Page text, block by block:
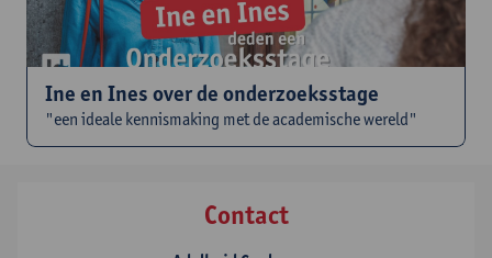
Ine en Ines over de onderzoeksstage
"een ideale kennismaking met de academische wereld"
Contact